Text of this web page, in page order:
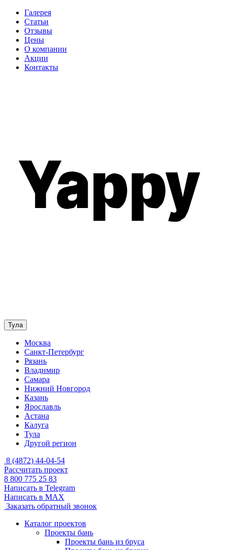
Галерея
Статьи
Отзывы
Цены
О компании
Акции
Контакты
Тула
Москва
Санкт-Петербург
Рязань
Владимир
Самара
Нижний Новгород
Казань
Ярославль
Астана
Калуга
Тула
Другой регион
8 (4872) 44-04-54
Рассчитать проект
8 800 775 25 83
Написать в Telegram
Написать в MAX
Заказать обратный звонок
Каталог проектов
Проекты бань
Проекты бань из бруса